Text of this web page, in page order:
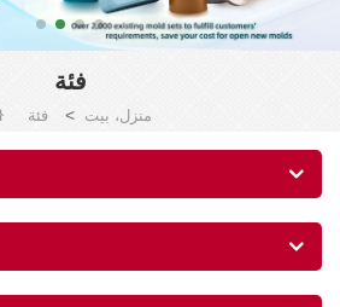
فئة
منزل، بيت > فئة